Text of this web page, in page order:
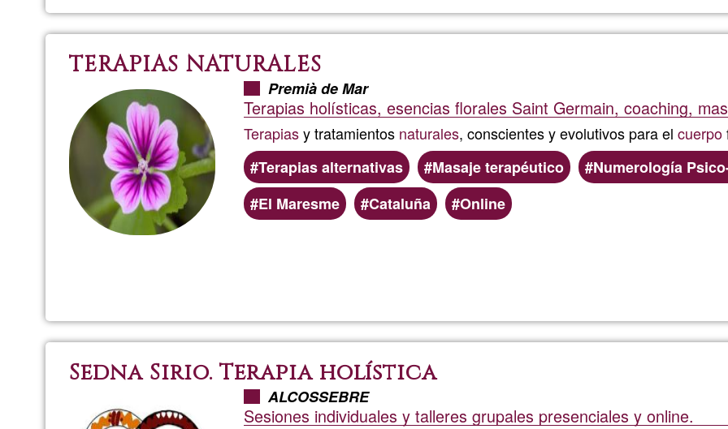
TERAPIAS NATURALES
Premià de Mar
Terapias holísticas, esencias florales Saint Germain, coaching,
Terapiasy tratamientos naturales, conscientes y evolutivos para el cuerpo
Terapias alternativas
Masaje terapéutico
Numerología
El Maresme
Cataluña Online
Sedna Sirio. Terapia holística
ALCOSSEBRE
Sesiones individuales y talleres grupales presenciales y online.